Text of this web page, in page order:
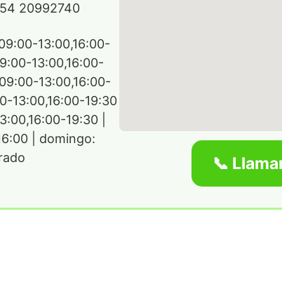
54 20992740
13:00,16:00-
13:00,16:00-
13:00,16:00-
13:00,16:00-19:30
19:30 |
| domingo:
📞